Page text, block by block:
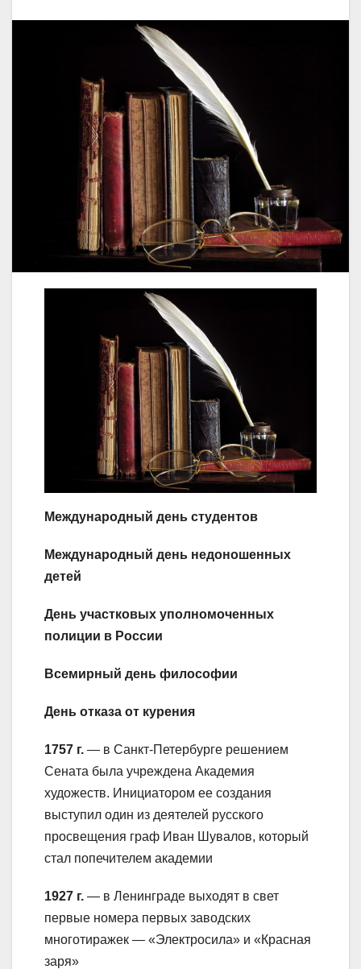
Международный день студентов
Международный день недоношенных
детей
День участковых уполномоченных
полиции в России
Всемирный день философии
День отказа от курения
1757 г. — в Санкт-Петербурге решением
Сената была учреждена Академия
художеств. Инициатором ее создания
выступил один из деятелей русского
просвещения граф Иван Шувалов, который
стал попечителем академии
1927 г. — в Ленинграде выходят в свет
первые номера первых заводских
многотиражек — «Электросила» и «Красная
заря»